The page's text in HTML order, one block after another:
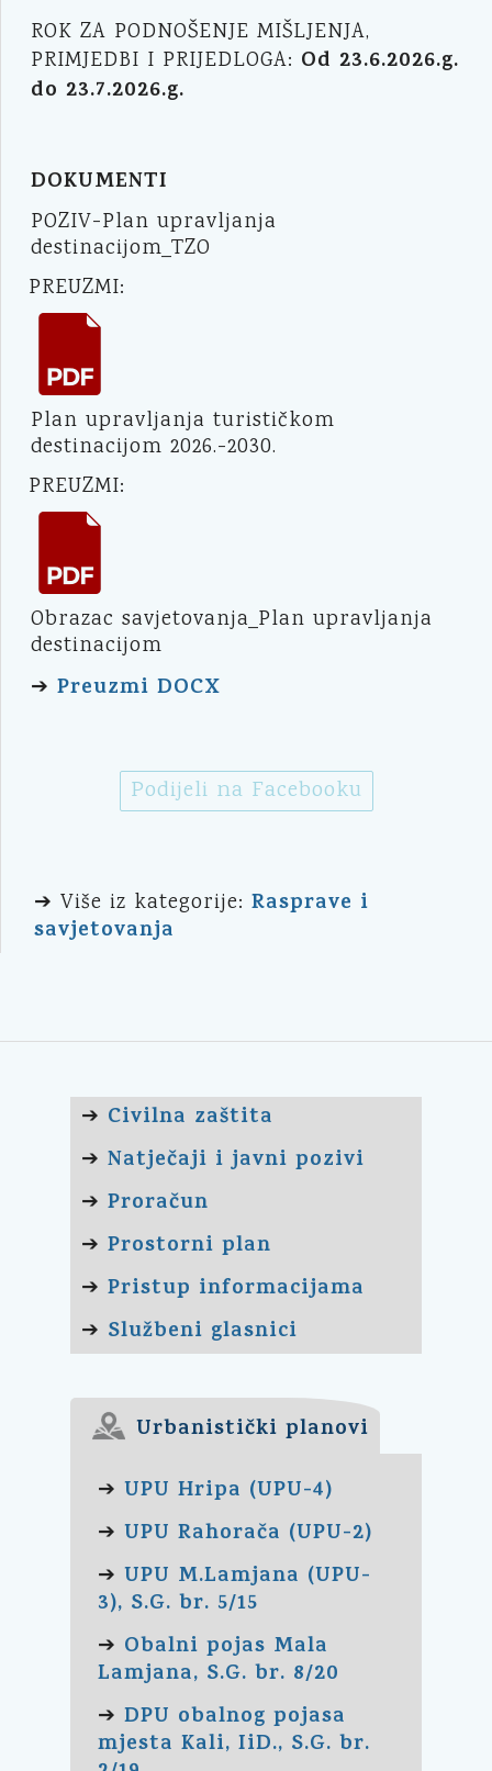
ROK ZA PODNOŠENJE MIŠLJENJA,
PRIMJEDBI I PRIJEDLOGA: Od 23.6.2026.g.
do 23.7.2026.g.
DOKUMENTI
POZIV-Plan upravljanja
destinacijom_TZO
PREUZMI:
Plan upravljanja turističkom
destinacijom 2026.-2030.
PREUZMI:
Obrazac savjetovanja_Plan upravljanja
destinacijom
➔ Preuzmi DOCX
Podijeli na Facebooku
➔ Više iz kategorije: Rasprave i
savjetovanja
➔ Civilna zaštita
➔ Natječaji i javni pozivi
➔ Proračun
➔ Prostorni plan
➔ Pristup informacijama
➔ Službeni glasnici
Urbanistički planovi
➔ UPU Hripa (UPU-4)
➔ UPU Rahorača (UPU-2)
➔ UPU M.Lamjana (UPU-
3), S.G. br. 5/15
➔ Obalni pojas Mala
Lamjana, S.G. br. 8/20
➔ DPU obalnog pojasa
mjesta Kali, IiD., S.G. br.